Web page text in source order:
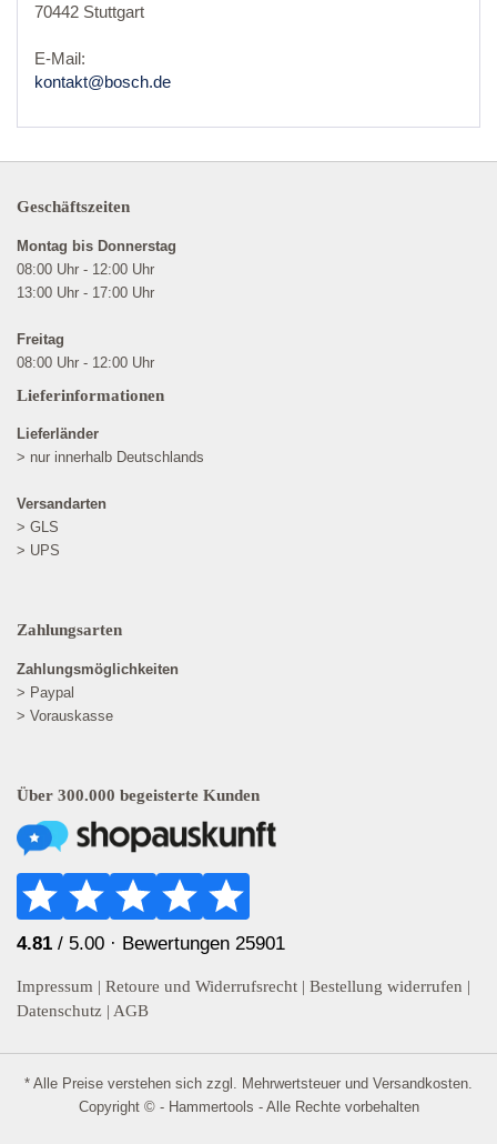
70442 Stuttgart
E-Mail:
kontakt@bosch.de
Geschäftszeiten
Montag bis Donnerstag
08:00 Uhr - 12:00 Uhr
13:00 Uhr - 17:00 Uhr
Freitag
08:00 Uhr - 12:00 Uhr
Lieferinformationen
Lieferländer
> nur innerhalb Deutschlands
Versandarten
> GLS
> UPS
Zahlungsarten
Zahlungsmöglichkeiten
> Paypal
> Vorauskasse
Über 300.000 begeisterte Kunden
4.81 / 5.00 · Bewertungen 25901
Impressum | Retoure und Widerrufsrecht | Bestellung widerrufen |
Datenschutz | AGB
* Alle Preise verstehen sich zzgl. Mehrwertsteuer und Versandkosten.
Copyright © - Hammertools - Alle Rechte vorbehalten